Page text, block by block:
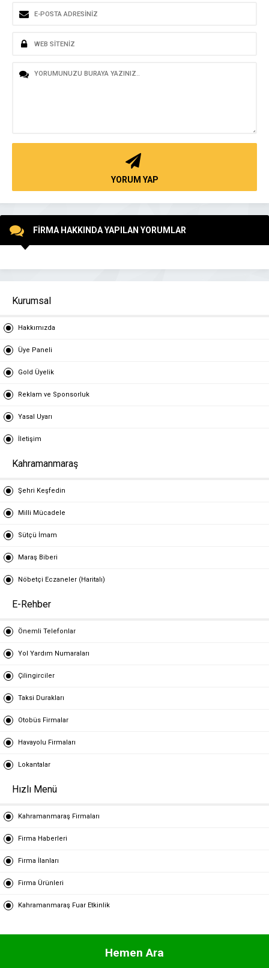
YORUM YAP
FİRMA HAKKINDA YAPILAN YORUMLAR
Kurumsal
Hakkımızda
Üye Paneli
Gold Üyelik
Reklam ve Sponsorluk
Yasal Uyarı
İletişim
Kahramanmaraş
Şehri Keşfedin
Milli Mücadele
Sütçü İmam
Maraş Biberi
Nöbetçi Eczaneler (Haritalı)
E-Rehber
Önemli Telefonlar
Yol Yardım Numaraları
Çilingirciler
Taksi Durakları
Otobüs Firmalar
Havayolu Firmaları
Lokantalar
Hızlı Menü
Kahramanmaraş Firmaları
Firma Haberleri
Firma İlanları
Firma Ürünleri
Kahramanmaraş Fuar Etkinlik
Hemen Ara